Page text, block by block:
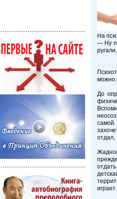
На
— Ну
можно.
До
самой.
отдал,
играет.